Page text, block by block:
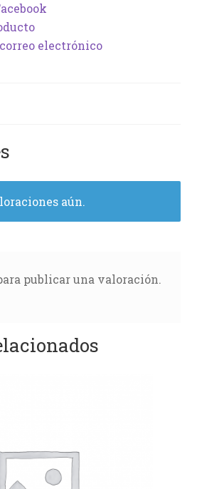
electrónico
aún.
publicar una valoración.